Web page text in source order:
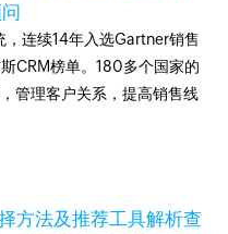
，连续14年入选Gartner销售
CRM榜单。180多个国家的
管理客户关系，提高销售线
查